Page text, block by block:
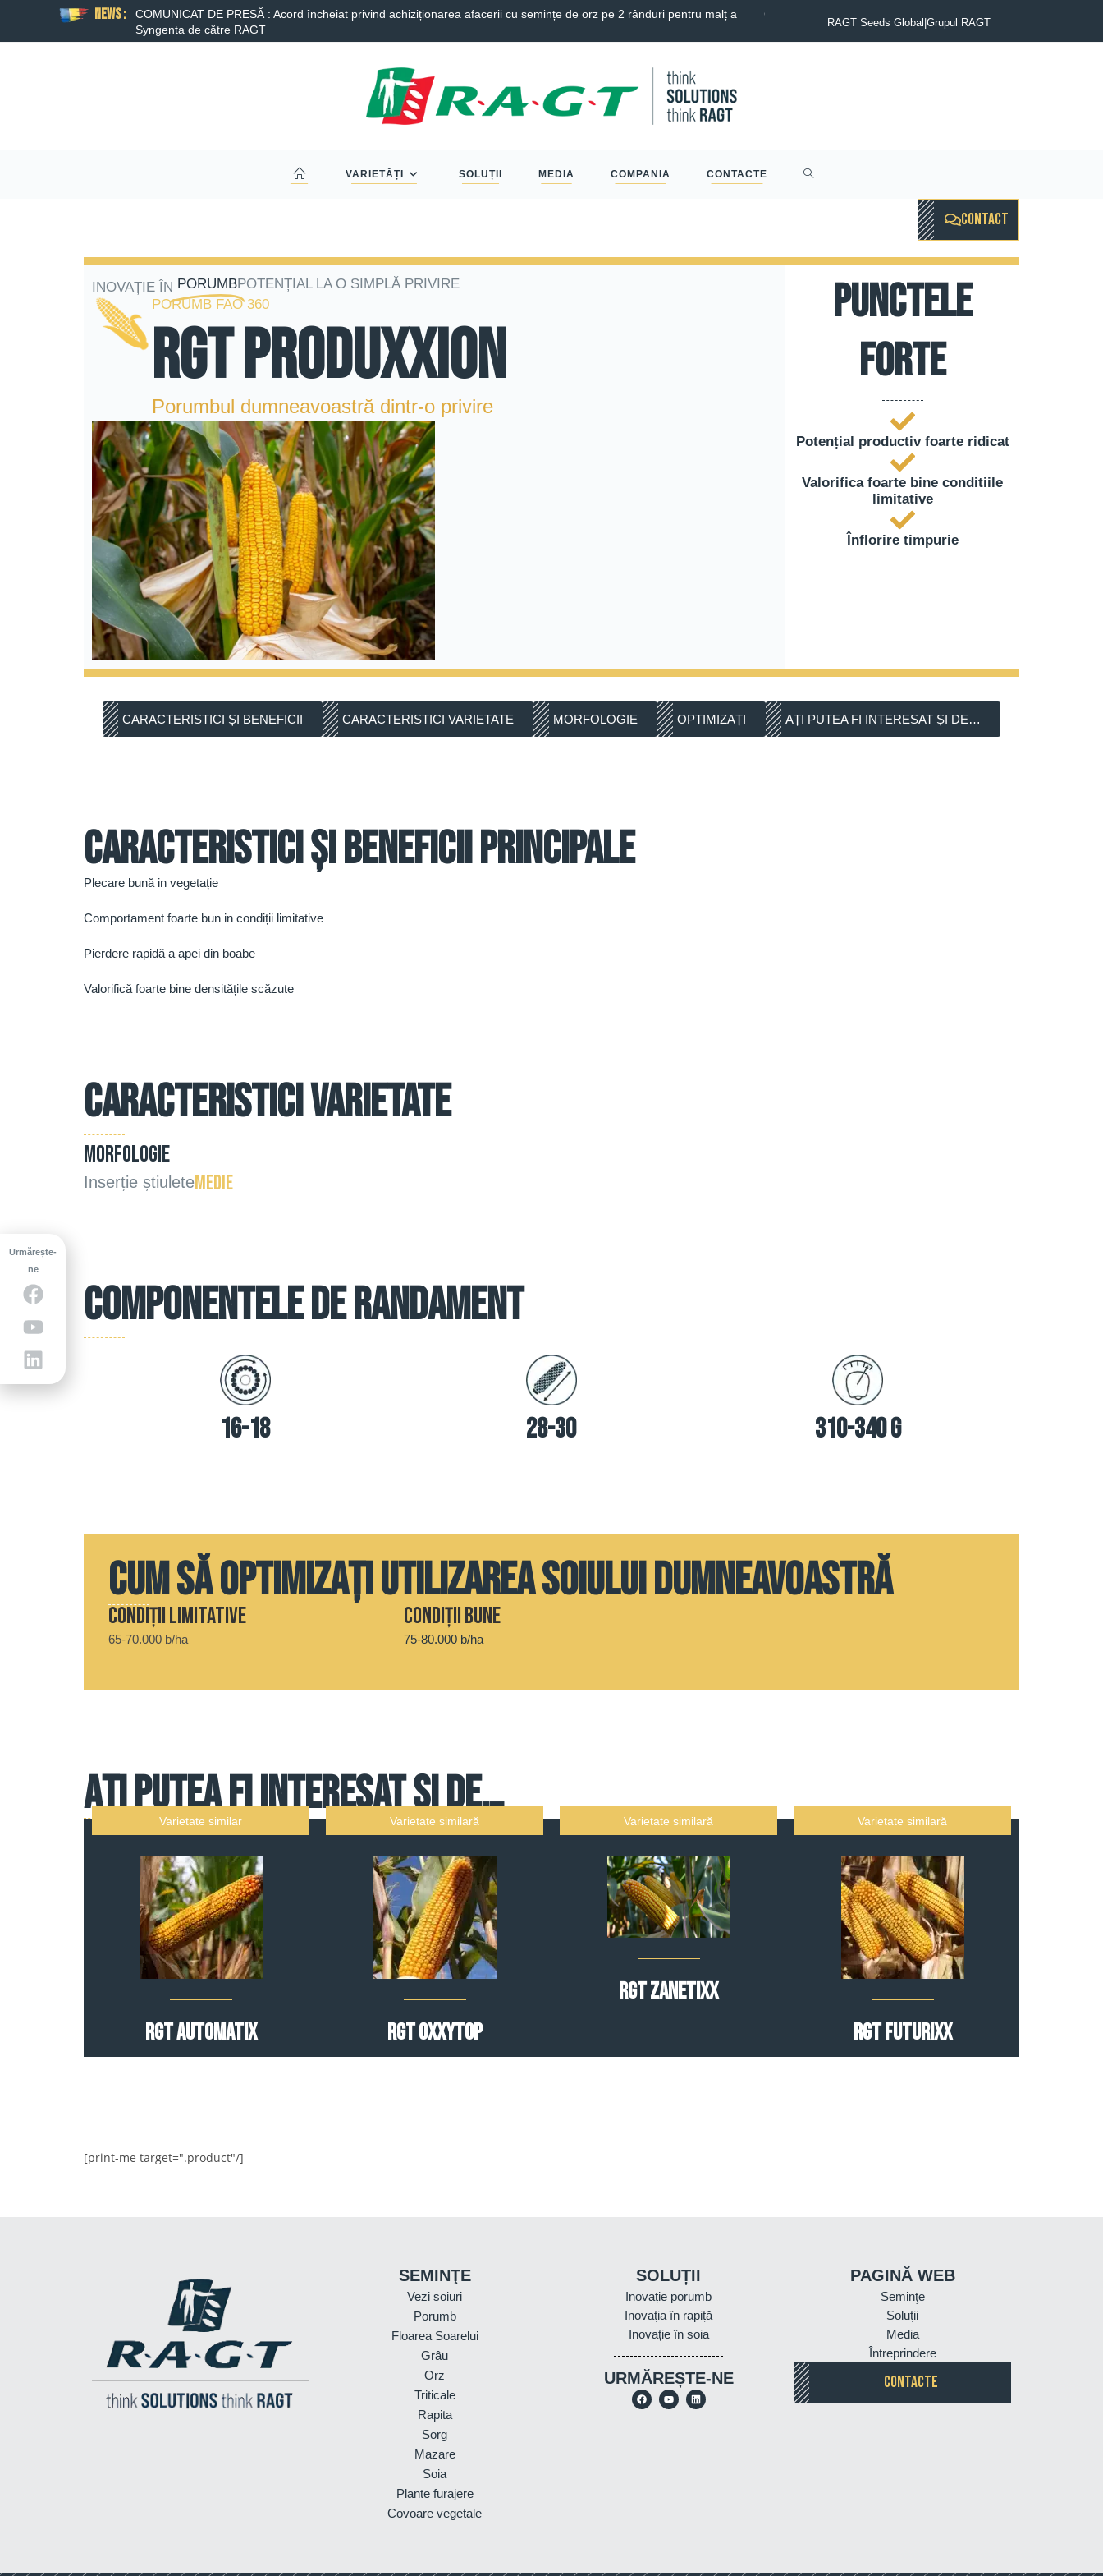
News :
de către RAGT a fost
COMUNICAT DE PRESĂ : Acord încheiat privind achiziționarea afacerii cu semințe de orz pe 2 rânduri pentru malț a
Syngenta de către RAGT
COMUNICAT DE PRESĂ : Groupul RAGT anunţă finalizarea
RAGT Seeds Global|Grupul RAGT
VARIETĂȚI SOLUȚII MEDIA COMPANIA CONTACTE
CONTACT
INOVAȚIE ÎN PORUMBPOTENȚIAL LA O SIMPLĂ PRIVIRE
PORUMB FAO 360
RGT PRODUXXION
Porumbul dumneavoastră dintr-o privire
Punctele
forte
Potențial productiv foarte ridicat
Valorifica foarte bine conditiile
limitative
Înflorire timpurie
CARACTERISTICI ȘI BENEFICII CARACTERISTICI VARIETATE MORFOLOGIE OPTIMIZAȚI AȚI PUTEA FI INTERESAT ȘI DE…
Caracteristici și beneficii principale
Plecare bună in vegetație
Comportament foarte bun in condiții limitative
Pierdere rapidă a apei din boabe
Valorifică foarte bine densitățile scăzute
Caracteristici varietate
Morfologie
Inserție știuletemedie
COMPONENTELE DE RANDAMENT
16-18 28-30 310-340 g
Cum să optimizați utilizarea soiului dumneavoastră
Condiții limitative
65-70.000 b/ha
Condiții bune
75-80.000 b/ha
Ați putea fi interesat și de…
Varietate similar
RGT AUTOMATIX
Varietate similară
RGT OXXYTOP
Varietate similară
RGT ZANETIXX
Varietate similară
RGT FUTURIXX
[print-me target=".product"/]
SEMINŢE
Vezi soiuri
Porumb
Floarea Soarelui
Grâu
Orz
Triticale
Rapita
Sorg
Mazare
Soia
Plante furajere
Covoare vegetale
SOLUȚII
Inovație porumb
Inovația în rapiță
Inovație în soia
URMĂREȘTE-NE
PAGINĂ WEB
Seminţe
Soluții
Media
Întreprindere
CONTACTE
Urmărește-
ne